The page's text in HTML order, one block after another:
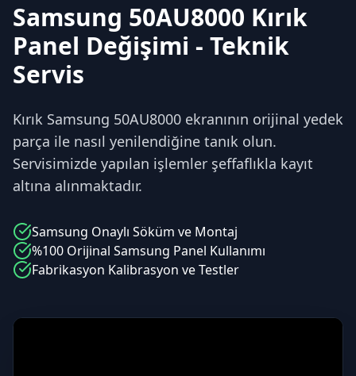
Samsung 50AU8000 Kırık
Panel Değişimi - Teknik
Servis
Kırık Samsung 50AU8000 ekranının orijinal yedek
parça ile nasıl yenilendiğine tanık olun.
Servisimizde yapılan işlemler şeffaflıkla kayıt
altına alınmaktadır.
Samsung Onaylı Söküm ve Montaj
%100 Orijinal Samsung Panel Kullanımı
Fabrikasyon Kalibrasyon ve Testler